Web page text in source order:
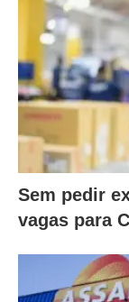
Sem pedir
vagas para